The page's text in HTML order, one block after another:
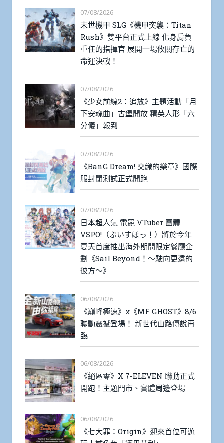
07/08/2026
末世機甲 SLG《機甲突襲：Titan
Rush》雙平台正式上線 化身肩負
重任的指揮官 展開一場攸關存亡的
命運決戰！
07/08/2026
《少女前線2：追放》主題活動「月
下安魂曲」古堡開放 精英人形「六
分儀」報到
07/08/2026
《BanG Dream! 交織的樂章》國際
服封閉測試正式開跑
07/08/2026
日本超人氣 電競 VTuber 團體
VSPO!（ぶいすぽっ！）將於今年
夏天首度推出海外期間限定餐廳企
劃《Sail Beyond！～駛向更遠的
彼方～》
06/08/2026
《巔峰極速》x《MF GHOST》8/6
聯動震撼登場！ 新世代山路傳說再
臨
06/08/2026
《絕區零》X 7-ELEVEN 聯動正式
開跑！主題門市、實體周邊登場
06/08/2026
《七大罪：Origin》迎來首位可遊